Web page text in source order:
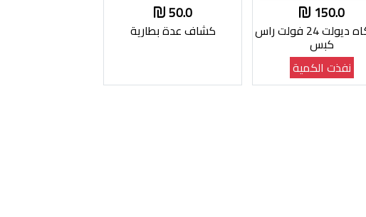
150.0
مفركاه ديولت 24 فولت راس
كبس
نفذت الكمية
50.0
كشاف عدة بطارية